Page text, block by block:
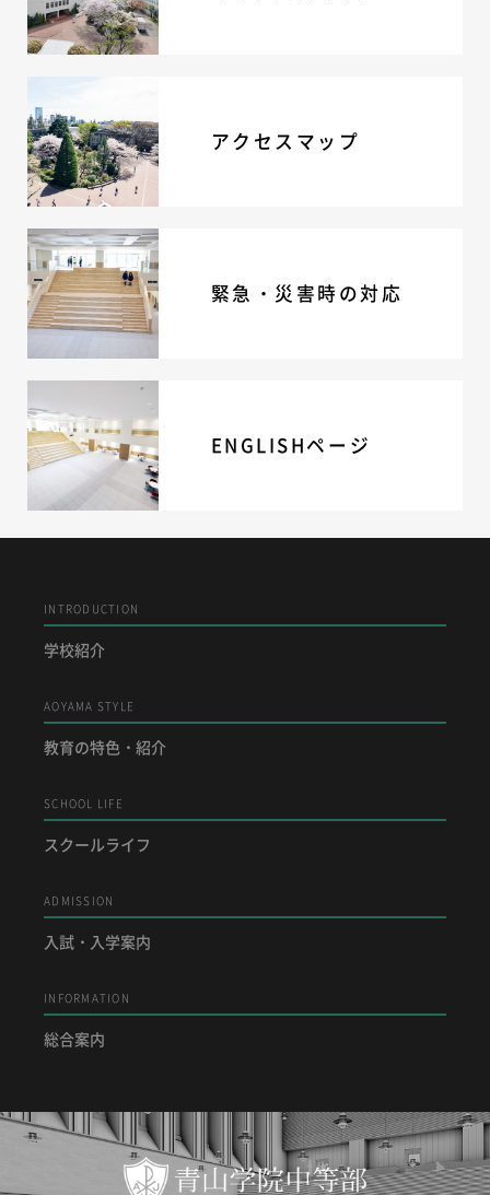
地の塩、世の光（スクールモットー）
アクセスマップ
緊急・災害時の対応
ENGLISHページ
INTRODUCTION
学校紹介
AOYAMA STYLE
教育の特色・紹介
SCHOOL LIFE
スクールライフ
ADMISSION
入試・入学案内
INFORMATION
総合案内